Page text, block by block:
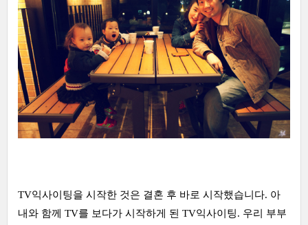
TV익사이팅을 시작한 것은 결혼 후 바로 시작했습니다. 아
내와 함께 TV를 보다가 시작하게 된 TV익사이팅. 우리 부부